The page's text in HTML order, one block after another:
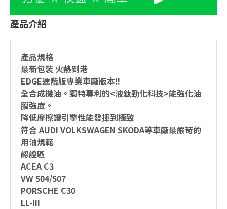
產品介紹
產品規格
最新包裝 火熱到港
EDGE進階版專業車廠版本!!
全合成機油。獨特專利的<液鈦勁化科技>能強化油
膜強度。
降低摩擦讓引擎性能發揮到極致
符合 AUDI VOLKSWAGEN SKODA等車廠最嚴苛的
用油規範
認證區
ACEA C3
VW 504/507
PORSCHE C30
LL-III